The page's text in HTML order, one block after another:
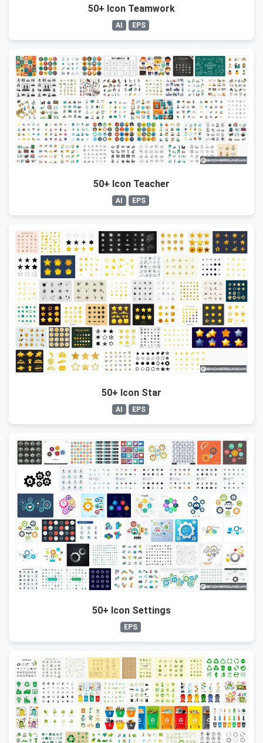
50+ Icon Teamwork
AI EPS
50+ Icon Teacher
AI EPS
50+ Icon Star
AI EPS
50+ Icon Settings
EPS